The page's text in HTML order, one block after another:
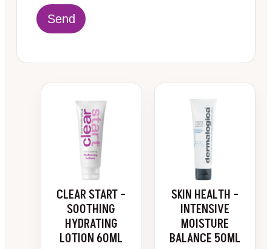
CLEAR START –
SOOTHING
HYDRATING
LOTION 60ML
SKIN HEALTH –
INTENSIVE
MOISTURE
BALANCE 50ML